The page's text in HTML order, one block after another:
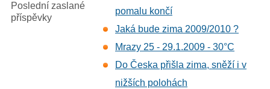
Poslední zaslané
příspěvky
pomalu končí
Jaká bude zima 2009/2010 ?
Mrazy 25 - 29.1.2009 - 30°C
Do Česka přišla zima, sněží i v
nižších polohách